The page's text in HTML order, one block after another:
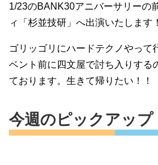
1/23のBANK30アニバーサリーの
ィ「杉並技研」へ出演いたします！
ゴリッゴリにハードテクノやって
ベント前に四文屋で討ち入りする
ております。生きて帰りたい！！
今週のピックアップ